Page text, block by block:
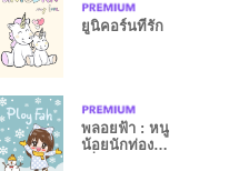
ยูนิคอร์นที่รัก
พลอยฟ้า : หนู
น้อยนักท่อง